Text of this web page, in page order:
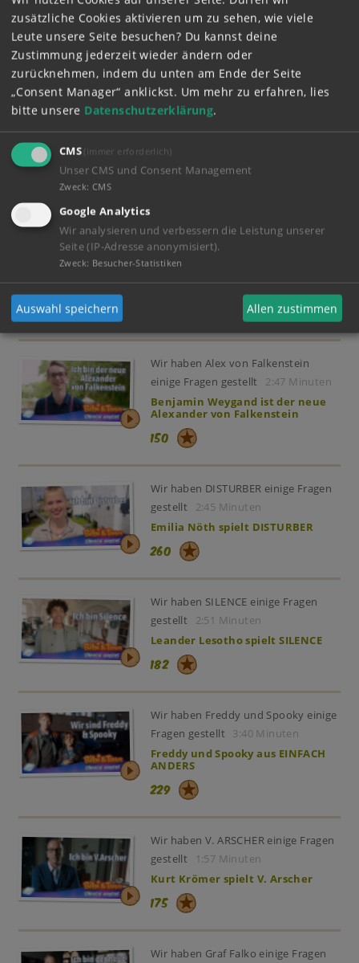
Minuten
Aus Katharina Hirschberg wird
Bibi Blocksberg
238
Wir haben Tina einige Fragen gestellt
1:43 Minuten
Harriet Herbig-Matten ist die
neue Tina
Wir haben Bibi einige Fragen gestellt
2:01 Minuten
Bibi
Wir haben Alex von Falkenstein
einige Fragen gestellt
2:47 Minuten
Benjamin Weygand ist der neue
Alexander von Falkenstein
150
Wir haben DISTURBER einige Fragen
gestellt
2:45 Minuten
Emilia Nöth spielt DISTURBER
260
Wir haben SILENCE einige Fragen
gestellt
2:51 Minuten
Leander Lesotho spielt SILENCE
182
Wir haben Freddy und Spooky einige
Fragen gestellt
3:40 Minuten
Freddy und Spooky aus EINFACH
ANDERS
229
Wir haben V. ARSCHER einige Fragen
gestellt
1:57 Minuten
Kurt Krömer spielt V. Arscher
175
Wir haben Graf Falko einige Fragen
zusätzliche Cookies aktivieren um zu sehen, wie viele
Leute unsere Seite besuchen? Du kannst deine
Zustimmung jederzeit wieder ändern oder
zurücknehmen, indem du unten am Ende der Seite
„Consent Manager“ anklickst. Um mehr zu erfahren, lies
bitte unsere Datenschutzerklärung.
CMS (immer erforderlich)
Unser CMS und Consent Management
Zweck: CMS
Google Analytics
Wir analysieren und verbessern die Leistung unserer
Seite (IP-Adresse anonymisiert).
Zweck: Besucher-Statistiken
Auswahl speichern Allen zustimmen